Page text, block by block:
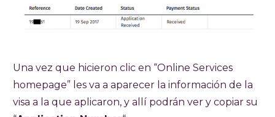
Una vez que hicieron clic en “Online Services
homepage” les va a aparecer la información de la
visa a la que aplicaron, y allí podrán ver y copiar su